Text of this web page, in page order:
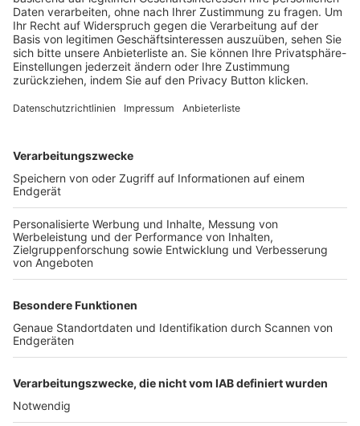
Trainerbörse
Login SpielPlus
FOLGE DEM BFV
TOP-VEREINE
TOP-PARTNER